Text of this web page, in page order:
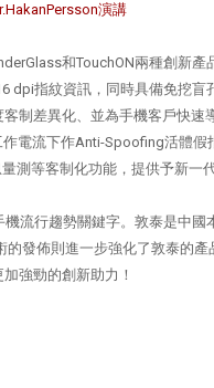
演講
和TouchON兩種創新產
指紋資訊，同時具備免挖
差異化、並為手機客戶快速
電流下作Anti-Spoofing活體
等客制化功能，提供予新
流行趨勢關鍵字。敦泰是中
發佈則進一步強化了敦泰的
加強勁的創新助力！